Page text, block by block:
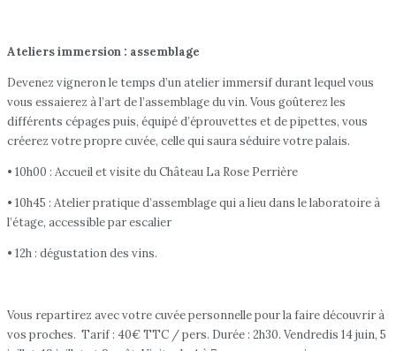
Ateliers immersion : assemblage
Devenez vigneron le temps d’un atelier immersif durant lequel vous
vous essaierez à l’art de l’assemblage du vin. Vous goûterez les
différents cépages puis, équipé d’éprouvettes et de pipettes, vous
créerez votre propre cuvée, celle qui saura séduire votre palais.
• 10h00 : Accueil et visite du Château La Rose Perrière
• 10h45 : Atelier pratique d’assemblage qui a lieu dans le laboratoire à
l’étage, accessible par escalier
• 12h : dégustation des vins.
Vous repartirez avec votre cuvée personnelle pour la faire découvrir à
vos proches. Tarif : 40€ TTC / pers. Durée : 2h30. Vendredis 14 juin, 5